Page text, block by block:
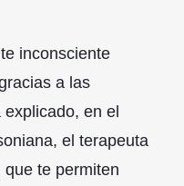
inconsciente
a las
en el
el terapeuta
te permiten